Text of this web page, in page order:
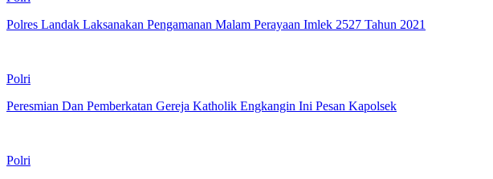
Polres Landak Laksanakan Pengamanan Malam Perayaan Imlek 2527 Tahun 2021
Polri
Peresmian Dan Pemberkatan Gereja Katholik Engkangin Ini Pesan Kapolsek
Polri